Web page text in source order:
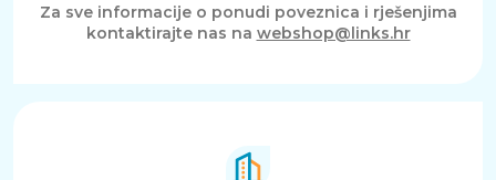
Za sve informacije o ponudi poveznica i rješenjima
kontaktirajte nas na webshop@links.hr